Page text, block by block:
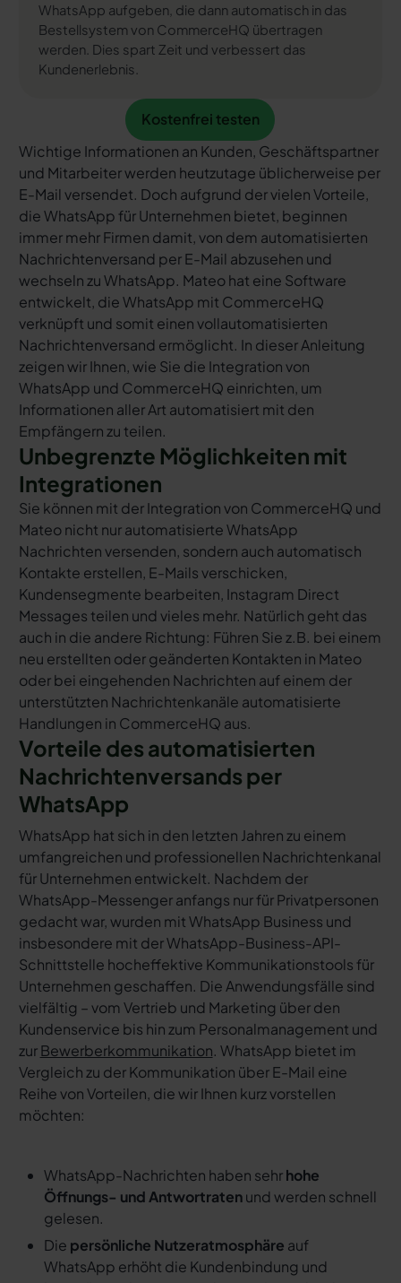
WhatsApp aufgeben, die dann automatisch in das
Bestellsystem von CommerceHQ übertragen
werden. Dies spart Zeit und verbessert das
Kundenerlebnis.
Kostenfrei testen
Kostenfrei testen
Wichtige Informationen an Kunden, Geschäftspartner
und Mitarbeiter werden heutzutage üblicherweise per
E-Mail versendet. Doch aufgrund der vielen Vorteile,
die WhatsApp für Unternehmen bietet, beginnen
immer mehr Firmen damit, von dem automatisierten
Nachrichtenversand per E-Mail abzusehen und
wechseln zu WhatsApp. Mateo hat eine Software
entwickelt, die WhatsApp mit CommerceHQ
verknüpft und somit einen vollautomatisierten
Nachrichtenversand ermöglicht. In dieser Anleitung
zeigen wir Ihnen, wie Sie die Integration von
WhatsApp und CommerceHQ einrichten, um
Informationen aller Art automatisiert mit den
Empfängern zu teilen.
Unbegrenzte Möglichkeiten mit
Integrationen
Sie können mit der Integration von CommerceHQ und
Mateo nicht nur automatisierte WhatsApp
Nachrichten versenden, sondern auch automatisch
Kontakte erstellen, E-Mails verschicken,
Kundensegmente bearbeiten, Instagram Direct
Messages teilen und vieles mehr. Natürlich geht das
auch in die andere Richtung: Führen Sie z.B. bei einem
neu erstellten oder geänderten Kontakten in Mateo
oder bei eingehenden Nachrichten auf einem der
unterstützten Nachrichtenkanäle automatisierte
Handlungen in CommerceHQ aus.
Vorteile des automatisierten
Nachrichtenversands per
WhatsApp
WhatsApp hat sich in den letzten Jahren zu einem
umfangreichen und professionellen Nachrichtenkanal
für Unternehmen entwickelt. Nachdem der
WhatsApp-Messenger anfangs nur für Privatpersonen
gedacht war, wurden mit WhatsApp Business und
insbesondere mit der WhatsApp-Business-API-
Schnittstelle hocheffektive Kommunikationstools für
Unternehmen geschaffen. Die Anwendungsfälle sind
vielfältig – vom Vertrieb und Marketing über den
Kundenservice bis hin zum Personalmanagement und
zurBewerberkommunikation. WhatsApp bietet im
Vergleich zu der Kommunikation über E-Mail eine
Reihe von Vorteilen, die wir Ihnen kurz vorstellen
möchten:
WhatsApp-Nachrichten haben sehrhohe
Öffnungs- und Antwortratenund werden schnell
gelesen.
Die persönliche Nutzeratmosphäre auf
WhatsApp erhöht die Kundenbindung und